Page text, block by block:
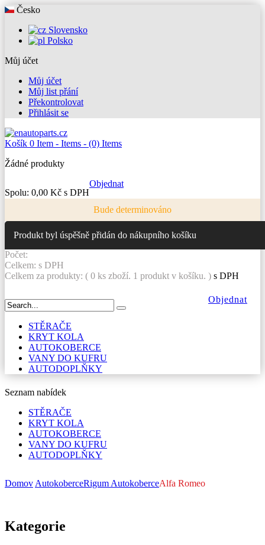
Česko
Slovensko
Polsko
Můj účet
Můj účet
Můj list přání
Překontrolovat
Přihlásit se
Košík 0 Item - Items - (0) Items
Žádné produkty
Spolu: 0,00 Kč s DPH
Objednat
Bude determinováno
Produkt byl úspěšně přidán do nákupního košíku
Počet:
Celkem: s DPH
Celkem za produkty: ( 0 ks zboží. 1 produkt v košíku. ) s DPH
Objednat
STĚRAČE
KRYT KOLA
AUTOKOBERCE
VANY DO KUFRU
AUTODOPLŇKY
Seznam nabídek
STĚRAČE
KRYT KOLA
AUTOKOBERCE
VANY DO KUFRU
AUTODOPLŇKY
Domov AutokoberceRigum AutokoberceAlfa Romeo
Kategorie